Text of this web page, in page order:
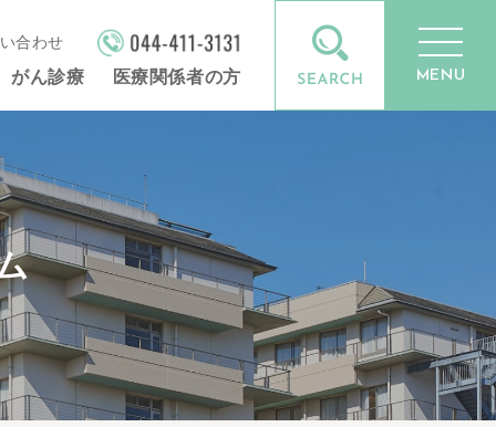
合わせ
がん診療 医療関係者の方 MENU